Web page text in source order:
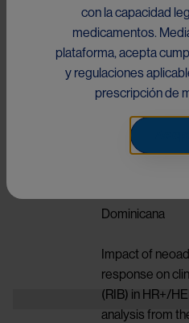
Something
An error occurred,
Try
Impact of
response on
(RIB) in HR+/
analysis from
Dominicana
Impact of
response on
(RIB) in HR+/
analysis from
con la capacidad
medicamentos.
plataforma, acepta
y regulaciones
prescripción de